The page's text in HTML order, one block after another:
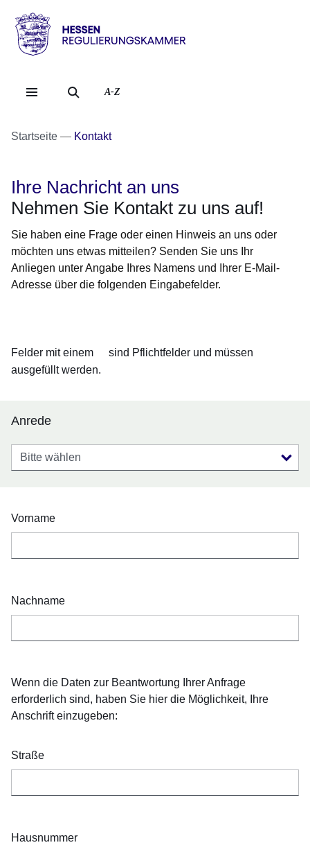
Direkt zum Kopf der
Direkt zum Inhalt
Direkt zum Fuß der
Hessen
Regulierungskammer
A-Z
Startseite Kontakt
Ihre Nachricht an uns
Nehmen Sie Kontakt zu uns auf!
Sie haben eine Frage oder einen Hinweis an uns oder
möchten uns etwas mitteilen? Senden Sie uns Ihr
Anliegen unter Angabe Ihres Namens und Ihrer E-Mail-
Adresse über die folgenden Eingabefelder.
Felder mit einem
sind Pflichtfelder und müssen
ausgefüllt werden.
Anrede
Anrede
Vorname
Nachname
Wenn die Daten zur Beantwortung Ihrer Anfrage
erforderlich sind, haben Sie hier die Möglichkeit, Ihre
Anschrift einzugeben:
Straße
Hausnummer